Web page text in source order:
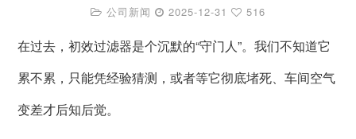
公司新闻 2025-12-31 516
在过去，初效过滤器是个沉默的“守门人”。我们不知道它
累不累，只能凭经验猜测，或者等它彻底堵死、车间空气
变差才后知后觉。